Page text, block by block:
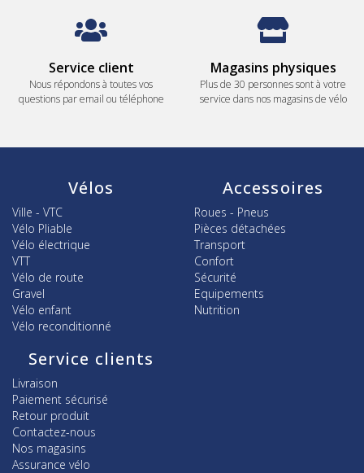
Service client
Nous répondons à toutes vos
questions par email ou téléphone
Magasins physiques
Plus de 30 personnes sont à votre
service dans nos magasins de vélo
Vélos
Ville - VTC
Vélo Pliable
Vélo électrique
VTT
Vélo de route
Gravel
Vélo enfant
Vélo reconditionné
Accessoires
Roues - Pneus
Pièces détachées
Transport
Confort
Sécurité
Equipements
Nutrition
Service clients
Livraison
Paiement sécurisé
Retour produit
Contactez-nous
Nos magasins
Assurance vélo